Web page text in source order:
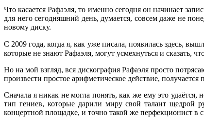
Что касается Рафаэля, то именно сегодня он начинает
для него сегодняшний день, думается, совсем даже не
новому диску.
С 2009 года, когда я, как уже писала, появилась здесь,
которые не знают Рафаэля, могут усмехнуться и сказать,
Но на мой взгляд, вся дискография Рафаэля просто
произвести простое арифметическое действие,
Сначала я никак не могла понять, как же ему это
тип гениев, которые дарили миру свой талант щедрой
концертной площадке, и точно такой же перфекционист в